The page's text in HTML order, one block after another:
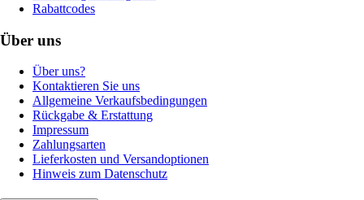
Rabattcodes
Über uns
Über uns?
Kontaktieren Sie uns
Allgemeine Verkaufsbedingungen
Rückgabe & Erstattung
Impressum
Zahlungsarten
Lieferkosten und Versandoptionen
Hinweis zum Datenschutz